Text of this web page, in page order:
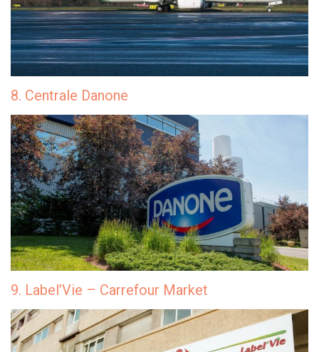
8. Centrale Danone
9. Label’Vie – Carrefour Market